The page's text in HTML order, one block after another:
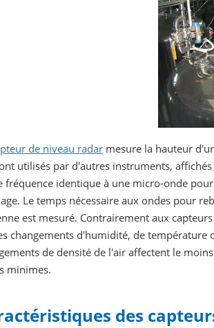
de niveau radarmesure la hauteur
utilisés par d'autres instruments,
fréquence identique à une micro-onde
Le temps nécessaire aux ondes pour
est mesuré. Contrairement aux
changements d'humidité, de température
de densité de l'air affectent le
minimes.
des